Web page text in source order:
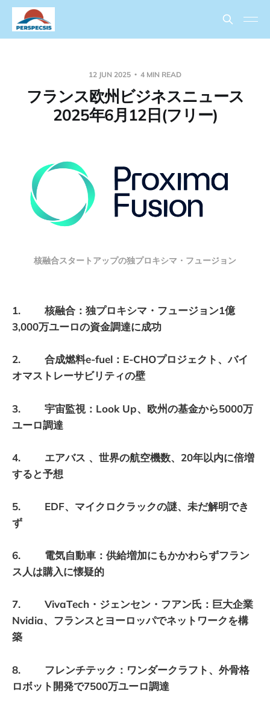
12 JUN 2025 4 MIN READ
フランス欧州ビジネスニュース
2025年6月12日(フリー)
核融合スタートアップの独プロキシマ・フュージョン
1. 核融合：独プロキシマ・フュージョン1億
3,000万ユーロの資金調達に成功
2. 合成燃料e-fuel：E-CHOプロジェクト、バイ
オマストレーサビリティの壁
3. 宇宙監視：Look Up、欧州の基金から5000万
ユーロ調達
4. エアバス 、世界の航空機数、20年以内に倍増
すると予想
5. EDF、マイクロクラックの謎、未だ解明でき
ず
6. 電気自動車：供給増加にもかかわらずフラン
ス人は購入に懐疑的
7. VivaTech・ジェンセン・フアン氏：巨大企業
Nvidia、フランスとヨーロッパでネットワークを構
築
8. フレンチテック：ワンダークラフト、外骨格
ロボット開発で7500万ユーロ調達